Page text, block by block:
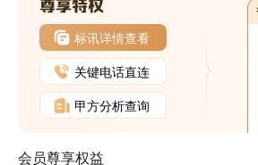
标讯详情查看
关键电话直连
甲方分析查询
会员尊享权益